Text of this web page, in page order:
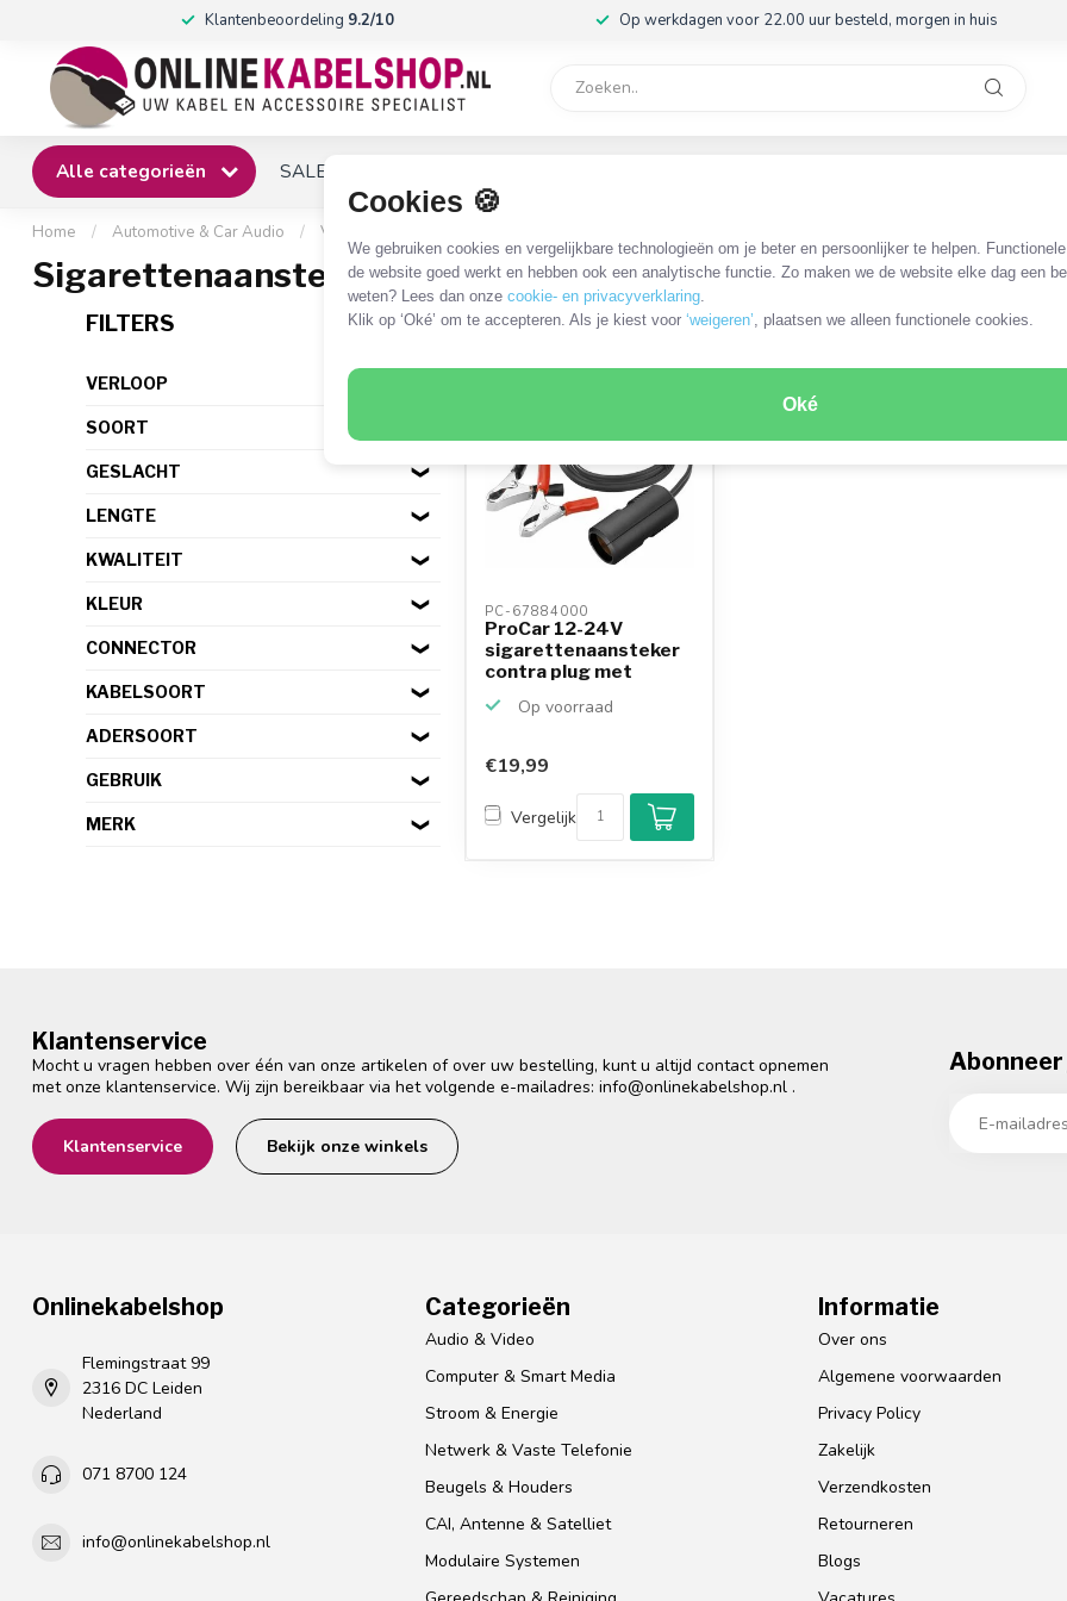
Cookies 🍪
We gebruiken cookies en vergelijkbare technologieën om je beter en persoonlijker te helpen.
de website goed werkt en hebben ook een analytische functie. Zo maken we de website elke dag een
weten? Lees dan onze cookie- en privacyverklaring.
Klik op ‘Oké’ om te accepteren. Als je kiest voor ‘weigeren’, plaatsen we alleen functionele cookies.
Oké
Klantenbeoordeling 9.2/10 Op werkdagen voor 22.00 uur besteld, morgen in huis
Alle categorieën SALE
Home / Automotive & Car Audio / Voedingkabels en adapters
Sigarettenaanstekerplug kabel met krokodillenklemmen
FILTERS
VERLOOP
SOORT
GESLACHT
LENGTE
KWALITEIT
KLEUR
CONNECTOR
KABELSOORT
ADERSOORT
GEBRUIK
MERK
1 PRODUCT
PC-67884000
ProCar 12-24V
sigarettenaansteker
contra plug met
Op voorraad
€19,99
Vergelijk
Klantenservice
Mocht u vragen hebben over één van onze artikelen of over uw bestelling, kunt u altijd contact opnemen
met onze klantenservice. Wij zijn bereikbaar via het volgende e-mailadres: info@onlinekabelshop.nl .
Klantenservice Bekijk onze winkels
Onlinekabelshop
Flemingstraat 99
2316 DC Leiden
Nederland
071 8700 124
info@onlinekabelshop.nl
Categorieën
Audio & Video
Computer & Smart Media
Stroom & Energie
Netwerk & Vaste Telefonie
Beugels & Houders
CAI, Antenne & Satelliet
Modulaire Systemen
Informatie
Over ons
Algemene voorwaarden
Privacy Policy
Zakelijk
Verzendkosten
Retourneren
Blogs